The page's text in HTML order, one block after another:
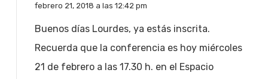
febrero 21, 2018 a las 12:42 pm
Buenos días Lourdes, ya estás inscrita.
Recuerda que la conferencia es hoy miércoles
21 de febrero a las 17.30 h. en el Espacio